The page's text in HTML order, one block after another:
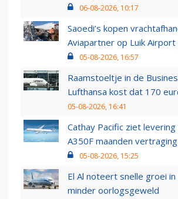
06-08-2026, 10:17
Saoedi’s kopen
Aviapartner op Luik Airport
05-08-2026, 16:57
Raamstoeltje in de
Lufthansa kost dat 170
05-08-2026, 16:41
Cathay Pacific ziet
A350F maanden
05-08-2026, 15:25
El Al noteert snelle groei
minder oorlogsgeweld